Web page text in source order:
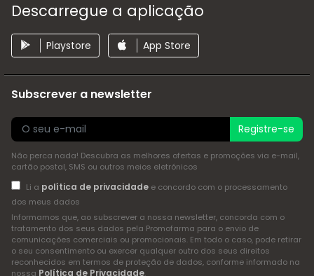
Descarregue a aplicação
Playstore App Store
Subscrever a newsletter
Registre-se
Não perca nada! Descubra as melhores ofertas e promoções via e-mail,
cartão postal, SMS ou outros meios eletrónicos
Li a política de privacidadee concordo com o processamento
dos meus dados
Informamos que, ao subscrever a nossa newsletter, concorda com o
tratamento dos seus dados pela Promofarma para o envio de
comunicações comerciais ou promocionais. Em todo o caso, pode retirar
o seu consentimento ou exercer qualquer outro dos seus direitos
reconhecidos em termos de proteção de dados, conforme informado na
nossa Política de Privacidade.